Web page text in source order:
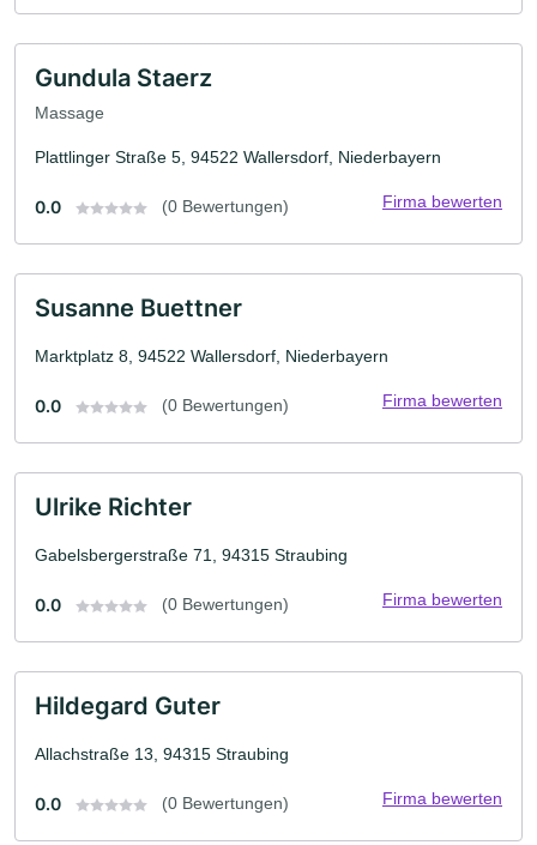
Gundula Staerz
Massage
Plattlinger Straße 5, 94522 Wallersdorf, Niederbayern
0.0 (0 Bewertungen) Firma bewerten
Susanne Buettner
Marktplatz 8, 94522 Wallersdorf, Niederbayern
0.0 (0 Bewertungen) Firma bewerten
Ulrike Richter
Gabelsbergerstraße 71, 94315 Straubing
0.0 (0 Bewertungen) Firma bewerten
Hildegard Guter
Allachstraße 13, 94315 Straubing
0.0 (0 Bewertungen) Firma bewerten